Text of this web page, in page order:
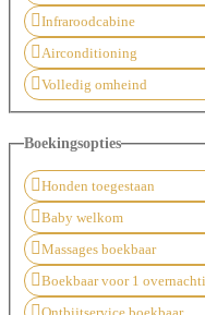
Infraroodcabine
Airconditioning
Volledig omheind
Boekingsopties
Honden toegestaan
Baby welkom
Massages boekbaar
Boekbaar voor 1